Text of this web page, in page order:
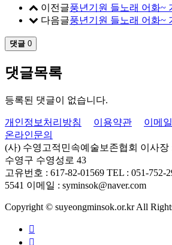
이전글풍년기원 들노래 어화~
다음글풍년기원 들노래 어화~
댓글 0
댓글목록
등록된 댓글이 없습니다.
개인정보처리방침 이용약관
이메
온라인문의
(사) 수영고적민속예술보존협회 이사장
수영구 수영성로 43
고유번호 : 617-82-01569 TEL : 051-752-
5541 이메일 : syminsok@naver.com
Copyright © suyeongminsok.or.kr All